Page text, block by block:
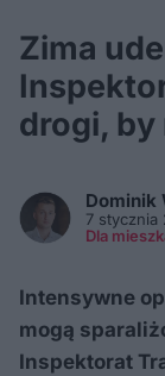
Zima
drogi, by
Dominik
7 stycznia
Dla
Intensywne
mogą
Inspektorat